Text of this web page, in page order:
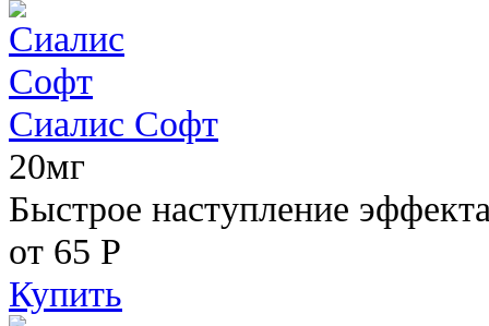
Сиалис Софт
20мг
Быстрое наступление
от 65 Р
Купить